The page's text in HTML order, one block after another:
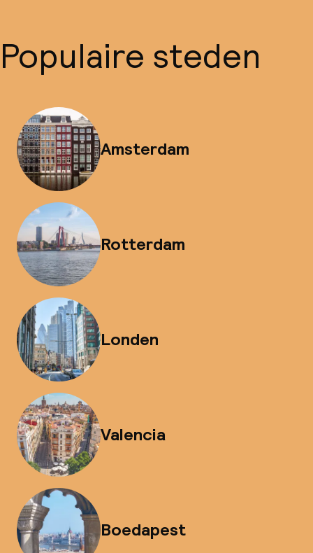
Populaire steden
Amsterdam
Rotterdam
Londen
Valencia
Boedapest